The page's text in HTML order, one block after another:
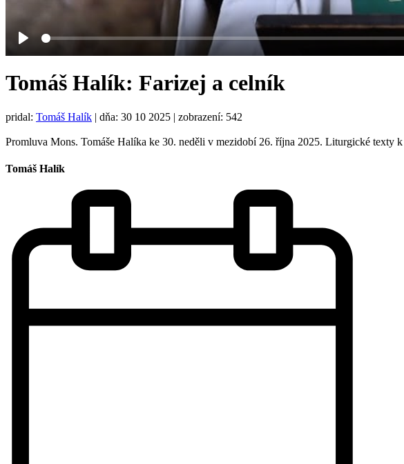
Play
Tomáš Halík: Farizej a celník
pridal: Tomáš Halík | dňa: 30 10 2025 | zobrazení: 542
Promluva Mons. Tomáše Halíka ke 30. neděli v mezidobí 26. října 2025. Liturgické texty
Tomáš Halík